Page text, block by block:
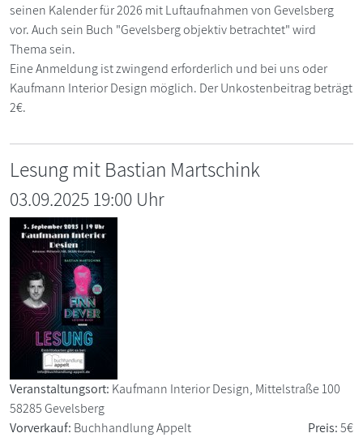
seinen Kalender für 2026 mit Luftaufnahmen von Gevelsberg
vor. Auch sein Buch "Gevelsberg objektiv betrachtet" wird
Thema sein.
Eine Anmeldung ist zwingend erforderlich und bei uns oder
Kaufmann Interior Design möglich. Der Unkostenbeitrag beträgt
2€.
Lesung mit Bastian Martschink
03.09.2025 19:00 Uhr
Veranstaltungsort: Kaufmann Interior Design, Mittelstraße 100
58285 Gevelsberg
Vorverkauf: Buchhandlung Appelt Preis:5€